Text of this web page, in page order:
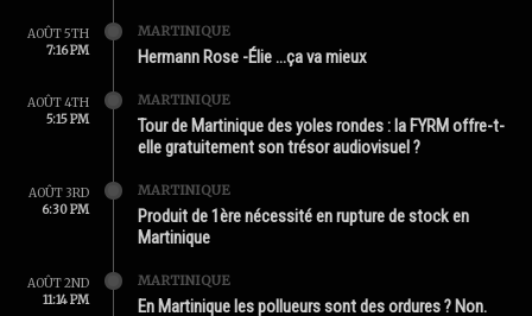
AOÛT 5TH
7:16 PM
MARTINIQUE
Hermann Rose -Élie …ça va mieux
AOÛT 4TH
5:15 PM
MARTINIQUE
Tour de Martinique des yoles rondes : la FYRM offre-t-
elle gratuitement son trésor audiovisuel ?
AOÛT 3RD
6:30 PM
MARTINIQUE
Produit de 1ère nécessité en rupture de stock en
Martinique
AOÛT 2ND
11:14 PM
MARTINIQUE
En Martinique les pollueurs sont des ordures ? Non.